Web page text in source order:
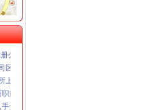
国际消费者权益日
行赔付制度》
大亮点
公司流程行动
年度目标考核中获一等
门验照贴花 促进监管服务两统一
能大力推进就业与再就业工程成效显著
全面部署企业年检工作